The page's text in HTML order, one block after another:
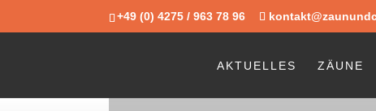
+49 (0) 4275 / 963 78 96
AKTUELLES ZÄUNE